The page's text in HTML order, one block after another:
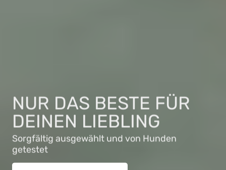
NUR DAS BESTE FÜR
DEINEN LIEBLING
Sorgfältig ausgewählt und von Hunden
getestet